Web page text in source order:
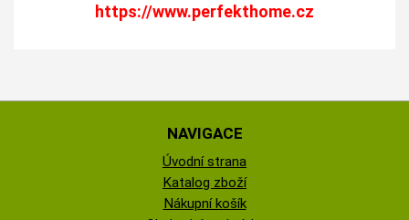
https://www.perfekthome.cz
NAVIGACE
Úvodní strana
Katalog zboží
Nákupní košík